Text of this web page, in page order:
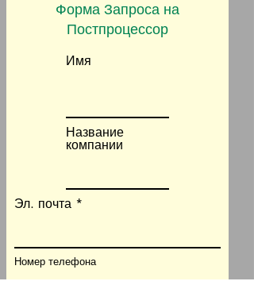
Форма Запроса на
Постпроцессор
Имя
Название
компании
Эл. почта
Номер телефона